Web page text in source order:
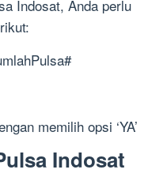
Indosat, Anda perlu
memilih opsi ‘YA’
Indosat